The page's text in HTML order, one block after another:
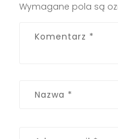
Wymagane pola są